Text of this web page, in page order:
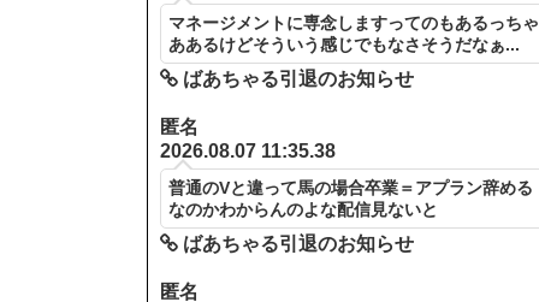
マネージメントに専念しますってのもあるっちゃ
ああるけどそういう感じでもなさそうだなぁ...
ばあちゃる引退のお知らせ
匿名
2026.08.07 11:35.38
普通のVと違って馬の場合卒業＝アプラン辞める
なのかわからんのよな配信見ないと
ばあちゃる引退のお知らせ
匿名